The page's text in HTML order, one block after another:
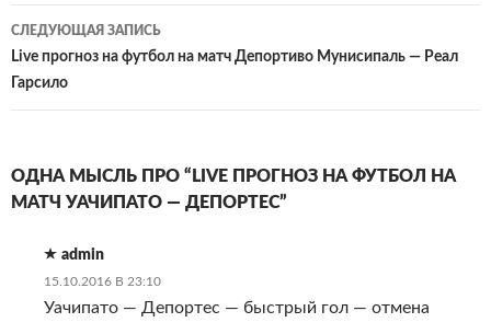
записям
СЛЕДУЮЩАЯ ЗАПИСЬ
Live прогноз на футбол на матч Депортиво Мунисипаль — Реал
Гарсило
ОДНА МЫСЛЬ ПРО “LIVE ПРОГНОЗ НА ФУТБОЛ НА
МАТЧ УАЧИПАТО — ДЕПОРТЕС”
admin
15.10.2016 В 23:10
Уачипато — Депортес — быстрый гол — отмена